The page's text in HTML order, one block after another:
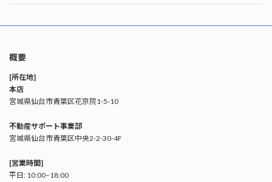
概要
[所在地]
本店
宮城県仙台市青葉区花京院1-5-10
不動産サポート事業部
宮城県仙台市青葉区中央2-2-30-4F
[営業時間]
平日: 10:00–18:00